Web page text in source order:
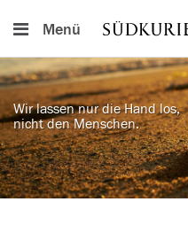
Menü
Wir lassen nur die Hand los,
nicht den Menschen.